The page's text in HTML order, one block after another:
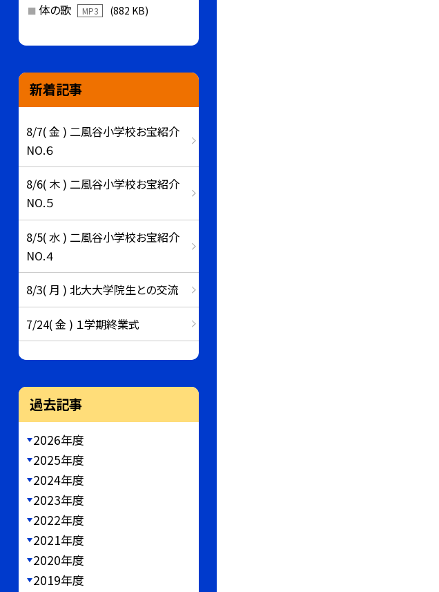
体の歌 MP3 (882 KB)
新着記事
8/7( 金 ) 二風谷小学校お宝紹介
NO.６
8/6( 木 ) 二風谷小学校お宝紹介
NO.５
8/5( 水 ) 二風谷小学校お宝紹介
NO.４
8/3( 月 ) 北大大学院生との交流
7/24( 金 ) １学期終業式
過去記事
2026年度
2025年度
2024年度
2023年度
2022年度
2021年度
2020年度
2019年度